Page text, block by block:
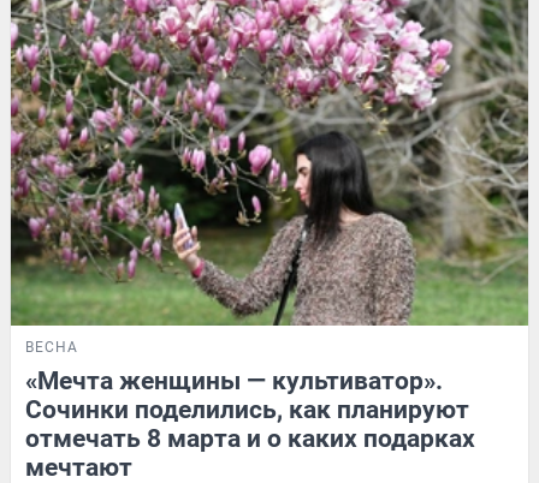
ВЕСНА
«Мечта женщины — культиватор».
Сочинки поделились, как планируют
отмечать 8 марта и о каких подарках
мечтают